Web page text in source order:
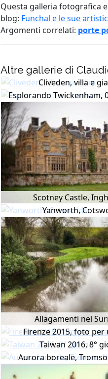
Questa galleria fotografica
blog: Funchal e le sue
Argomenti correlati: porte
Altre gallerie di
Cliveden, villa e
Esplorando Twickenham,
Scotney Castle,
Yanworth,
Allagamenti nel
Firenze 2015, foto per
Taiwan 2016, 8°
Aurora boreale,